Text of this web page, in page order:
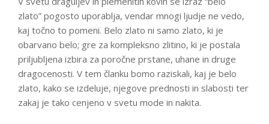
zlato” pogosto uporablja, vendar mnogi ljudje ne vedo,
kaj točno to pomeni. Belo zlato ni samo zlato, ki je
obarvano belo; gre za kompleksno zlitino, ki je postala
priljubljena izbira za poročne prstane, uhane in druge
dragocenosti. V tem članku bomo raziskali, kaj je belo
zlato, kako se izdeluje, njegove prednosti in slabosti ter
zakaj je tako cenjeno v svetu mode in nakita.